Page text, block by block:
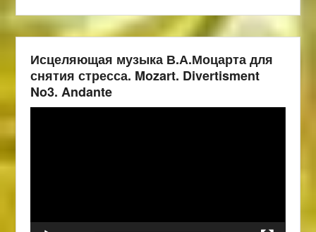
Исцеляющая музыка В.А.Моцарта для
снятия стресса. Mozart. Divertisment
No3. Andante